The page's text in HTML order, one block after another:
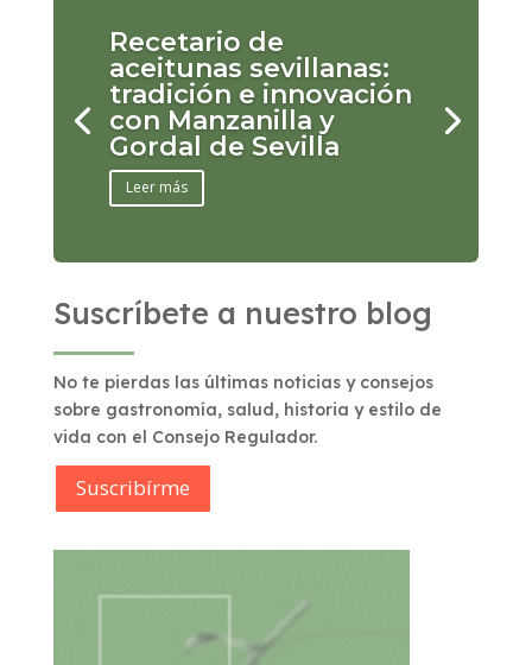
Recetario de
aceitunas sevillanas:
tradición e innovación
con Manzanilla y
Gordal de Sevilla
Leer más
Suscríbete a nuestro blog
No te pierdas las últimas noticias y consejos
sobre gastronomía, salud, historia y estilo de
vida con el Consejo Regulador.
Suscribírme